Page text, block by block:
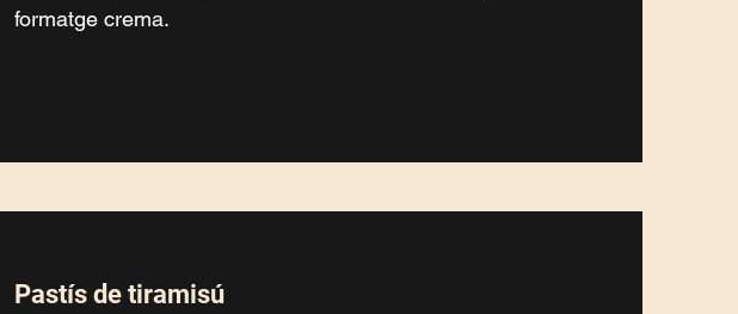
formatge crema.
Pastís de tiramisú